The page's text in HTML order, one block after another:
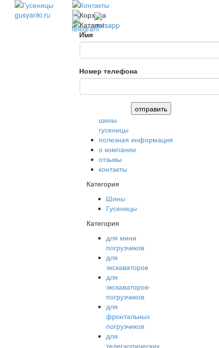
Имя
Номер телефона
шины
гусеницы
полезная информация
о компании
отзывы
контакты
Категория
Шины
Гусеницы
Категория
для мини
погрузчиков
для
экскаваторов
для
экскаваторов-
погрузчиков
для
фронтальных
погрузчиков
для
телескопических